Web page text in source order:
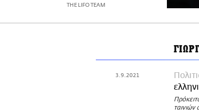
THE LIFO TEAM
3.9.2021